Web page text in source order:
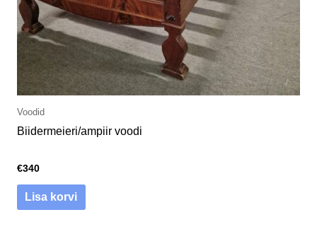
Voodid
Biidermeieri/ampiir voodi
€340
Lisa korvi